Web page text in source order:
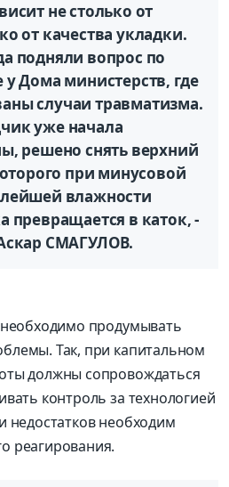
не столько от
от качества укладки.
подняли вопрос по
у Дома минис­терств, где
случаи травматизма.
уже начала
решено снять верхний
при минусовой
влажности
превращается в каток, -
СМАГУЛОВ.
продумывать
Так, при капитальном
должны сопровождаться
контроль за технологией
недостатков необходим
реагирования.